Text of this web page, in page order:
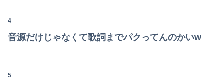
4
音源だけじゃなくて歌詞までパクってんのかいw
5